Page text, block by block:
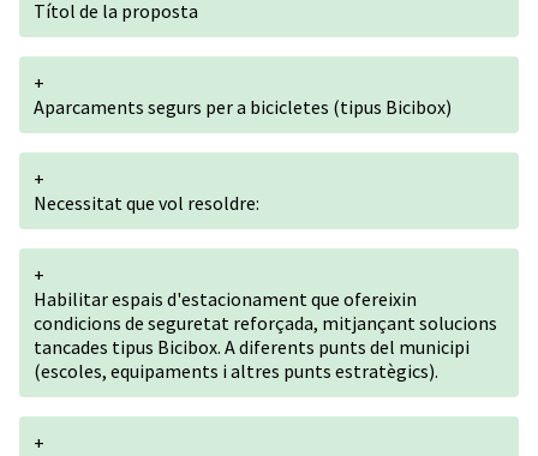
Títol de la proposta
+
Aparcaments segurs per a bicicletes (tipus Bicibox)
+
Necessitat que vol resoldre:
+
Habilitar espais d'estacionament que ofereixin
condicions de seguretat reforçada, mitjançant solucions
tancades tipus Bicibox. A diferents punts del municipi
(escoles, equipaments i altres punts estratègics).
+